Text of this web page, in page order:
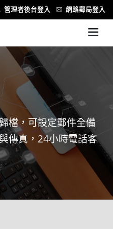
管理者後台登入 網路郵局登入
檔，可設定郵件全備
傳真，24小時電話客